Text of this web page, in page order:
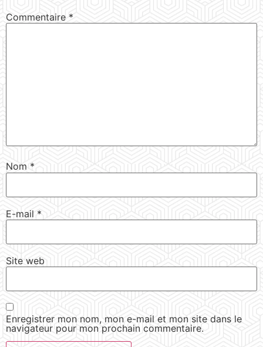
Commentaire *
Nom *
E-mail*
Site web
Enregistrer mon nom, mon e-mail et mon site dans le
navigateur pour mon prochain commentaire.